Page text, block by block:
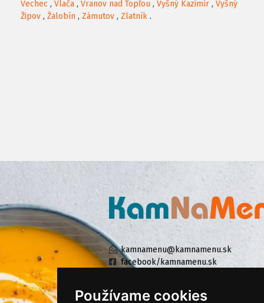
Používame cookies
Vechec , Vlača , Vranov nad Topľou , Vyšný Kazimír , Vyšný
Žipov , Žalobín , Zámutov , Zlatník .
kamnamenu@kamnamenu.sk
facebook/kamnamenu.sk